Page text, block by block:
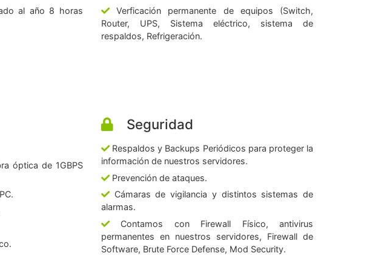
al año 8 horas
Verficación permanente de equipos (Switch,
Router, UPS, Sistema eléctrico, sistema de
respaldos, Refrigeración.
óptica de 1GBPS
Seguridad
Respaldos y Backups Periódicos para proteger la
información de nuestros servidores.
Prevención de ataques.
Cámaras de vigilancia y distintos sistemas de
alarmas.
Contamos con Firewall Físico, antivirus
permanentes en nuestros servidores, Firewall de
Software, Brute Force Defense, Mod Security.